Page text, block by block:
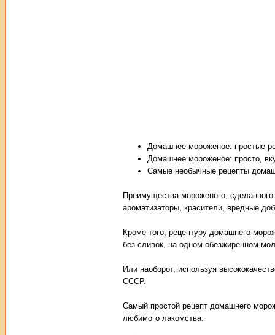
Домашнее мороженое: простые
Домашнее мороженое: просто,
Самые необычные рецепты
Преимущества мороженого,
ароматизаторы, красители, вредные
Кроме того, рецептуру домашнего
без сливок, на одном обезжиренном
Или наоборот, используя
СССР.
Самый простой рецепт домашнего
любимого лакомства.